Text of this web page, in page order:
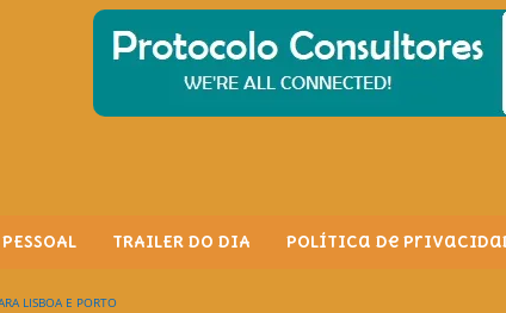
TRAILER DO DIA Política de
LISBOA E PORTO